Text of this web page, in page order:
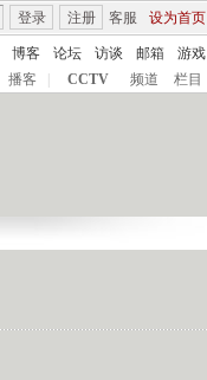
客服 设为首页
登录 注册
博客 论坛 访谈 邮箱
游戏
播客 CCTV 频道 栏目